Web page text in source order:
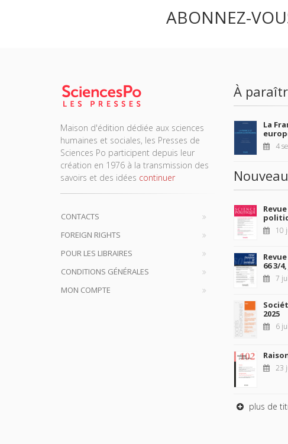
ABONNEZ-
Maison d'édition dédiée aux sciences
humaines et sociales, les Presses de
Sciences Po participent depuis leur
création en 1976 à la transmission des
savoirs et des idées continuer
CONTACTS
FOREIGN RIGHTS
POUR LES LIBRAIRES
CONDITIONS GÉNÉRALES
MON COMPTE
À
La
4
10
66 3/
7
2025
6
23
plus de